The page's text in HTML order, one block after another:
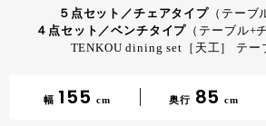
５点セット／チェアタイプ （テーブ
４点セット／ベンチタイプ （テーブル+
TENKOU dining set［天工］ テー
幅 155 cm 奥行 85 cm